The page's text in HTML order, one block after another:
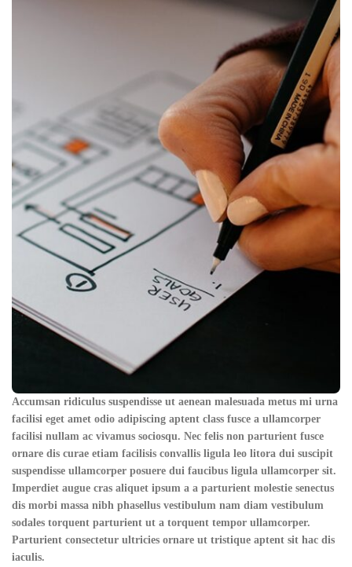
Accumsan ridiculus suspendisse ut aenean malesuada metus mi urna
facilisi eget amet odio adipiscing aptent class fusce a ullamcorper
facilisi nullam ac vivamus sociosqu. Nec felis non parturient fusce
ornare dis curae etiam facilisis convallis ligula leo litora dui suscipit
suspendisse ullamcorper posuere dui faucibus ligula ullamcorper sit.
Imperdiet augue cras aliquet ipsum a a parturient molestie senectus
dis morbi massa nibh phasellus vestibulum nam diam vestibulum
sodales torquent parturient ut a torquent tempor ullamcorper.
Parturient consectetur ultricies ornare ut tristique aptent sit hac dis
iaculis.